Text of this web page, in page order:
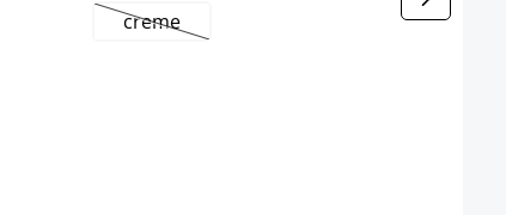
creme(Esta opción no está disponible en este